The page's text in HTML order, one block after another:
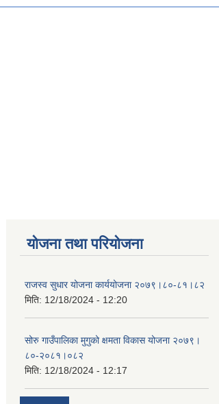
योजना तथा परियोजना
राजस्व सुधार योजना कार्ययोजना २०७९।८०-८१।८२
मिति: 12/18/2024 - 12:20
सोरु गाउँपालिका मुगुको क्षमता विकास योजना २०७९।
८०-२०८१।०८२
मिति: 12/18/2024 - 12:17